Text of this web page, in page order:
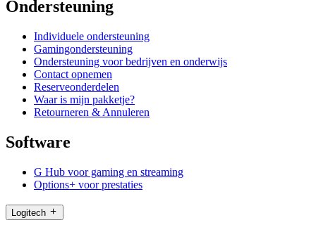
Ondersteuning
Individuele ondersteuning
Gamingondersteuning
Ondersteuning voor bedrijven en onderwijs
Contact opnemen
Reserveonderdelen
Waar is mijn pakketje?
Retourneren & Annuleren
Software
G Hub voor gaming en streaming
Options+ voor prestaties
Logitech